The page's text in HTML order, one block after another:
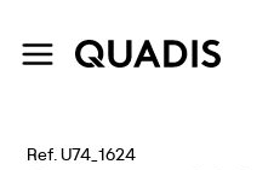
Ref. U74_1624